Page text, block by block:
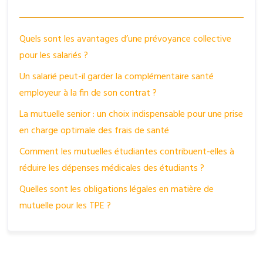
Quels sont les avantages d’une prévoyance collective
pour les salariés ?
Un salarié peut-il garder la complémentaire santé
employeur à la fin de son contrat ?
La mutuelle senior : un choix indispensable pour une prise
en charge optimale des frais de santé
Comment les mutuelles étudiantes contribuent-elles à
réduire les dépenses médicales des étudiants ?
Quelles sont les obligations légales en matière de
mutuelle pour les TPE ?